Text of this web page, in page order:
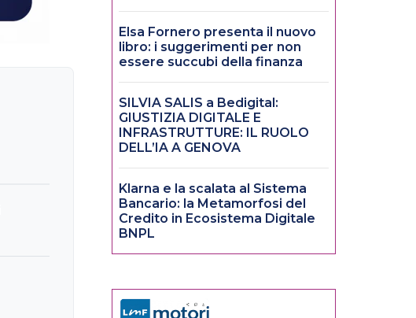
Elsa Fornero presenta il nuovo
libro: i suggerimenti per non
essere succubi della finanza
SILVIA SALIS a Bedigital:
GIUSTIZIA DIGITALE E
INFRASTRUTTURE: IL RUOLO
DELL’IA A GENOVA
Klarna e la scalata al Sistema
Bancario: la Metamorfosi del
Credito in Ecosistema Digitale
BNPL